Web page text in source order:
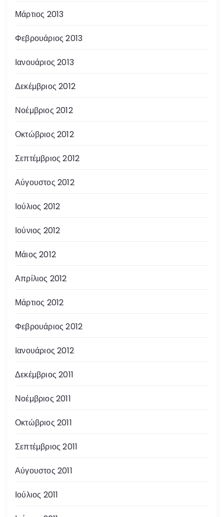
Μάρτιος 2013
Φεβρουάριος 2013
Ιανουάριος 2013
Δεκέμβριος 2012
Νοέμβριος 2012
Οκτώβριος 2012
Σεπτέμβριος 2012
Αύγουστος 2012
Ιούλιος 2012
Ιούνιος 2012
Μάιος 2012
Απρίλιος 2012
Μάρτιος 2012
Φεβρουάριος 2012
Ιανουάριος 2012
Δεκέμβριος 2011
Νοέμβριος 2011
Οκτώβριος 2011
Σεπτέμβριος 2011
Αύγουστος 2011
Ιούλιος 2011